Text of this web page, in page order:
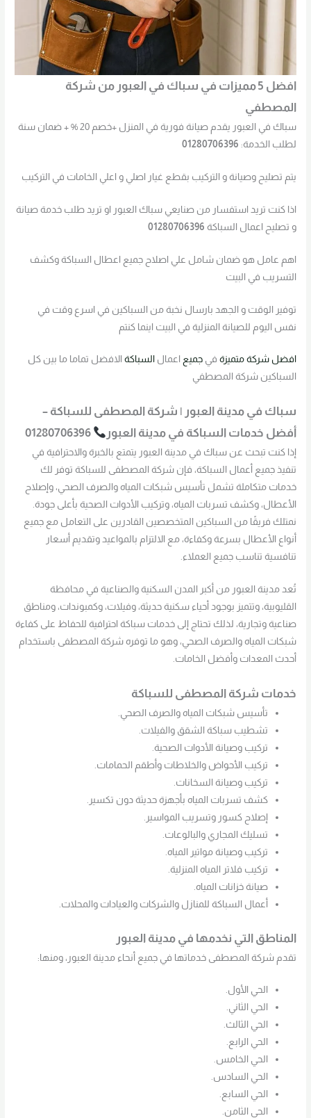
افضل 5 مميزات في سباك في العبور من شركة
المصطفي
سباك في العبور يقدم صيانة فورية في المنزل +خصم 20 % + ضمان سنة
لطلب الخدمة: 01280706396
يتم تصليح وصيانة و التركيب بقطع غيار اصلي و اعلي الخامات في التركيب
اذا كنت تريد استفسار من صنايعي سباك العبور او تريد طلب خدمة صيانة
و تصليح اعمال السباكة 01280706396
اهم عامل هو ضمان شامل علي اصلاح جميع اعطال السباكة وكشف
التسريب في البيت
توفير الوقت و الجهد بارسال نخبة من السباكين في اسرع وقت في
نفس اليوم للصيانة المنزلية في البيت اينما كنتم
افضلشركةمتميزة فيجميع اعمال السباكة الافضل تماما ما بين كل
السباكين شركة المصطفي
سباك في مدينة العبور | شركة المصطفى للسباكة –
أفضل خدمات السباكة في مدينة العبور
01280706396
إذا كنت تبحث عن سباك في مدينة العبور يتمتع بالخبرة والاحترافية في
تنفيذ جميع أعمال السباكة، فإن شركة المصطفى للسباكة توفر لك
خدمات متكاملة تشمل تأسيس شبكات المياه والصرف الصحي، وإصلاح
الأعطال، وكشف تسربات المياه، وتركيب الأدوات الصحية بأعلى جودة.
نمتلك فريقًا من السباكين المتخصصين القادرين على التعامل مع جميع
أنواع الأعطال بسرعة وكفاءة، مع الالتزام بالمواعيد وتقديم أسعار
تنافسية تناسب جميع العملاء.
تُعد مدينة العبور من أكبر المدن السكنية والصناعية في محافظة
القليوبية، وتتميز بوجود أحياء سكنية حديثة، وفيلات، وكمبوندات، ومناطق
صناعية وتجارية، لذلك تحتاج إلى خدمات سباكة احترافية للحفاظ على كفاءة
شبكات المياه والصرف الصحي، وهو ما توفره شركة المصطفى باستخدام
أحدث المعدات وأفضل الخامات.
خدمات شركة المصطفى للسباكة
تأسيس شبكات المياه والصرف الصحي.
تشطيب سباكة الشقق والفيلات.
تركيب وصيانة الأدوات الصحية.
تركيب الأحواض والخلاطات وأطقم الحمامات.
تركيب وصيانة السخانات.
كشف تسربات المياه بأجهزة حديثة دون تكسير.
إصلاح كسور وتسريب المواسير.
تسليك المجاري والبالوعات.
تركيب وصيانة مواتير المياه.
تركيب فلاتر المياه المنزلية.
صيانة خزانات المياه.
أعمال السباكة للمنازل والشركات والعيادات والمحلات.
المناطق التي نخدمها في مدينة العبور
تقدم شركة المصطفى خدماتها في جميع أنحاء مدينة العبور، ومنها:
الحي الأول.
الحي الثاني.
الحي الثالث.
الحي الرابع.
الحي الخامس.
الحي السادس.
الحي السابع.
الحي الثامن.